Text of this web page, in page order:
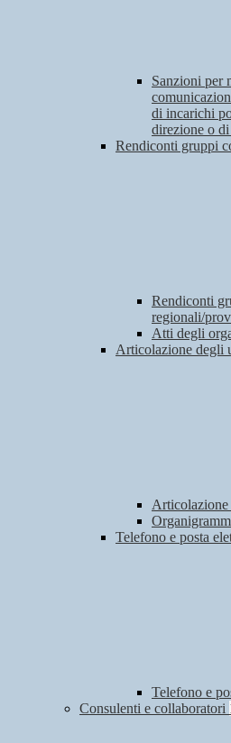
Sanzioni per
di incarichi
direzione o
Rendiconti gruppi
Rendiconti
regionali/
Atti degli
Articolazione degli
Telefono e posta
Telefono e
Consulenti e collaboratori